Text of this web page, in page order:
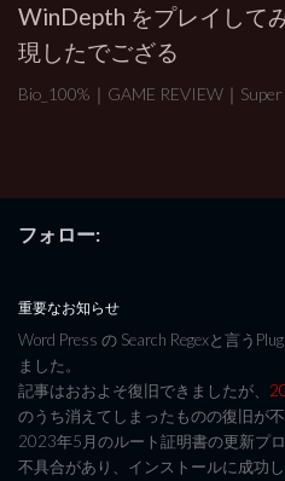
WinDepth をプレイして
現したでござる
Bio_100%｜GAME REVIEW｜Super
フォロー:
重要なお知らせ
Word Press の Search Regexと言う
ました。
記事はおおよそ復旧できましたが、
のうち消えてしまったものの復旧が
2023年5月のルート証明書の更新プ
不具合があり、インストールに成功